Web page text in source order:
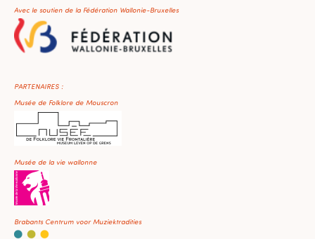
Avec le soutien de la Fédération Wallonie-Bruxelles
PARTENAIRES :
Musée de Folklore de Mouscron
Musée de la vie wallonne
Brabants Centrum voor Muziektradities